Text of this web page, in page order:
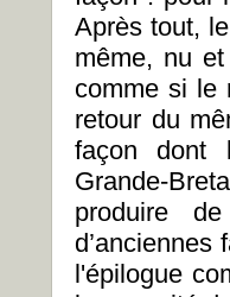
Après tout,
même, nu
comme si le
retour du
façon dont
Grande-
produire
d’anciennes
l'épilogue